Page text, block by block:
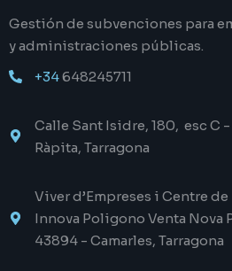
Gestión de subvenciones para
y administraciones públicas.
+34648245711
Calle Sant Isidre, 180, esc C
Ràpita, Tarragona
Viver d’Empreses i Centre
Innova Poligono Venta Nova
43894 - Camarles, Tarragona